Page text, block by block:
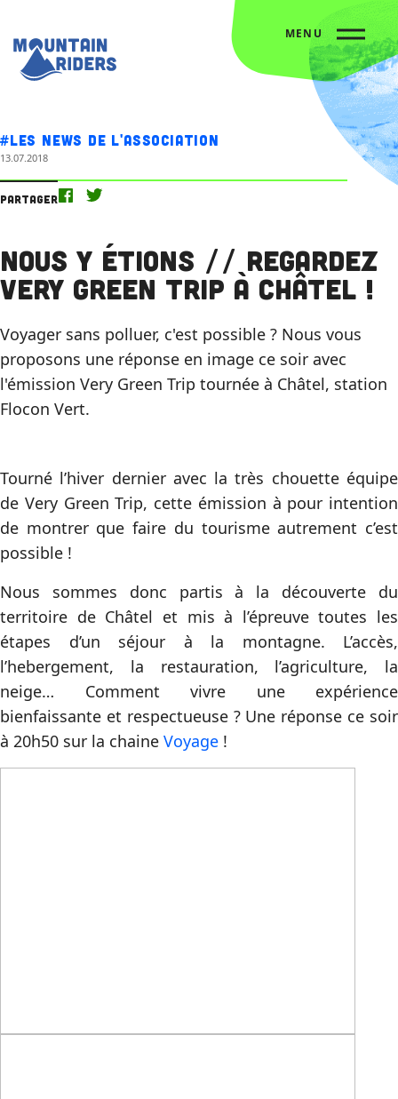
MENU
#Les news de l'association
13.07.2018
Partager
Nous y étions // Regardez
Very Green trip à Châtel !
Voyager sans polluer, c'est possible ? Nous vous
proposons une réponse en image ce soir avec
l'émission Very Green Trip tournée à Châtel, station
Flocon Vert.
Tourné l’hiver dernier avec la très chouette équipe
de Very Green Trip, cette émission à pour intention
de montrer que faire du tourisme autrement c’est
possible !
Nous sommes donc partis à la découverte du
territoire de Châtel et mis à l’épreuve toutes les
étapes d’un séjour à la montagne. L’accès,
l’hebergement, la restauration, l’agriculture, la
neige… Comment vivre une expérience
bienfaissante et respectueuse ? Une réponse ce soir
à 20h50 sur la chaine Voyage !